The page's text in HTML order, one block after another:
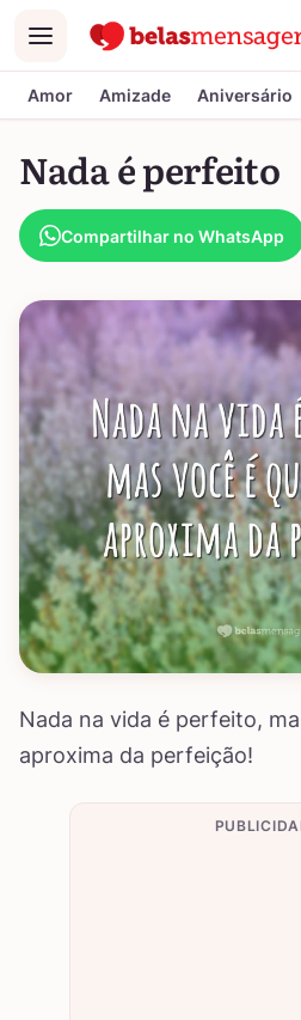
Menu
Amor Amizade Aniversário
Nada é perfeito
Compartilhar no WhatsApp
Nada na vida é perfeito,
aproxima da perfeição!